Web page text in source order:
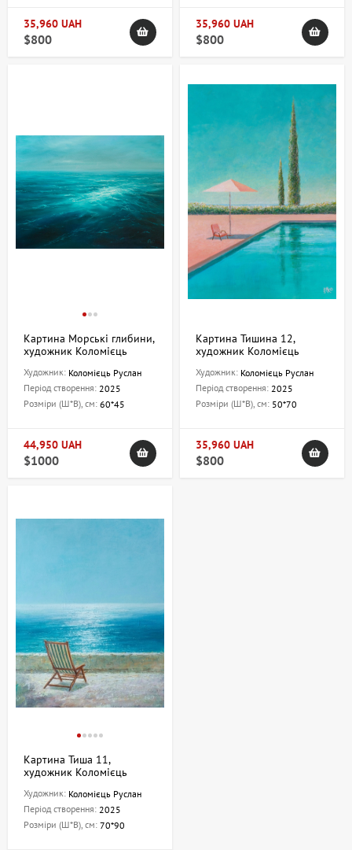
35,960 UAH
$800
35,960 UAH
$800
Картина Морські глибини,
художник Коломієць
Художник: Коломієць Руслан
Період створення: 2025
Розміри (Ш*В), см: 60*45
44,950 UAH
$1000
Картина Тишина 12,
художник Коломієць
Художник: Коломієць Руслан
Період створення: 2025
Розміри (Ш*В), см: 50*70
35,960 UAH
$800
Картина Тиша 11,
художник Коломієць
Художник: Коломієць Руслан
Період створення: 2025
Розміри (Ш*В), см: 70*90